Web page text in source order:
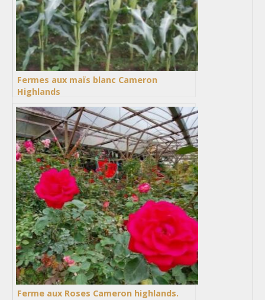
Fermes aux maïs blanc Cameron
Highlands
Ferme aux Roses Cameron highlands.